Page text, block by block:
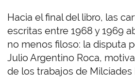
Hacia el final del libro, las
escritas entre 1968 y 1969
no menos filoso: la disputa
Julio Argentino Roca,
de los trabajos de Milcíades